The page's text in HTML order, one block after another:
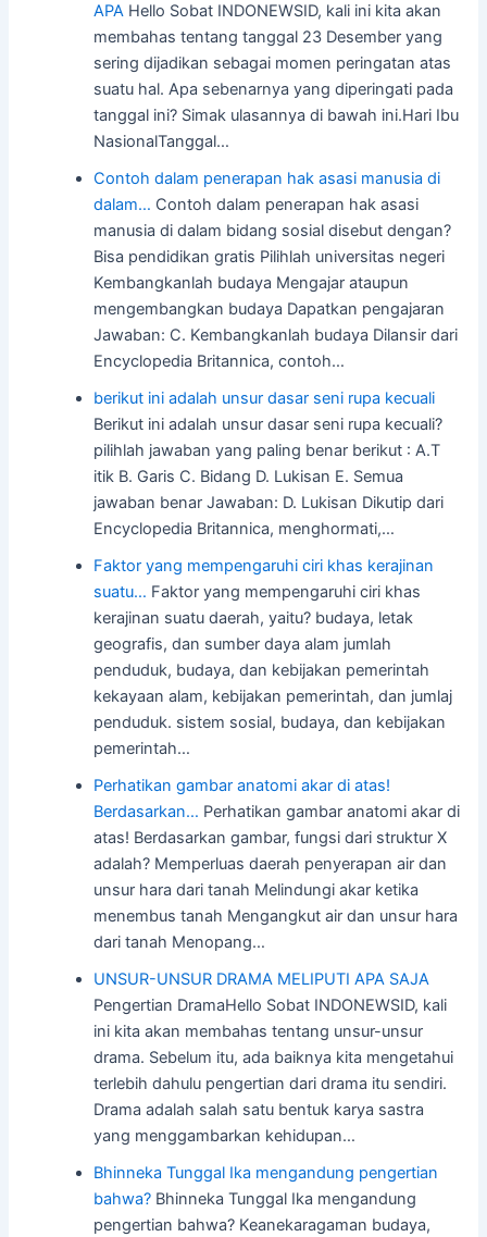
APA Hello Sobat INDONEWSID, kali ini kita akan
membahas tentang tanggal 23 Desember yang
sering dijadikan sebagai momen peringatan atas
suatu hal. Apa sebenarnya yang diperingati pada
tanggal ini? Simak ulasannya di bawah ini.Hari Ibu
NasionalTanggal…
Contoh dalam penerapan hak asasi manusia di
dalam… Contoh dalam penerapan hak asasi
manusia di dalam bidang sosial disebut dengan?
Bisa pendidikan gratis Pilihlah universitas negeri
Kembangkanlah budaya Mengajar ataupun
mengembangkan budaya Dapatkan pengajaran
Jawaban: C. Kembangkanlah budaya Dilansir dari
Encyclopedia Britannica, contoh…
berikut ini adalah unsur dasar seni rupa kecuali
Berikut ini adalah unsur dasar seni rupa kecuali?
pilihlah jawaban yang paling benar berikut : A.T
itik B. Garis C. Bidang D. Lukisan E. Semua
jawaban benar Jawaban: D. Lukisan Dikutip dari
Encyclopedia Britannica, menghormati,…
Faktor yang mempengaruhi ciri khas kerajinan
suatu… Faktor yang mempengaruhi ciri khas
kerajinan suatu daerah, yaitu? budaya, letak
geografis, dan sumber daya alam jumlah
penduduk, budaya, dan kebijakan pemerintah
kekayaan alam, kebijakan pemerintah, dan jumlaj
penduduk. sistem sosial, budaya, dan kebijakan
pemerintah…
Perhatikan gambar anatomi akar di atas!
Berdasarkan… Perhatikan gambar anatomi akar di
atas! Berdasarkan gambar, fungsi dari struktur X
adalah? Memperluas daerah penyerapan air dan
unsur hara dari tanah Melindungi akar ketika
menembus tanah Mengangkut air dan unsur hara
dari tanah Menopang…
UNSUR-UNSUR DRAMA MELIPUTI APA SAJA
Pengertian DramaHello Sobat INDONEWSID, kali
ini kita akan membahas tentang unsur-unsur
drama. Sebelum itu, ada baiknya kita mengetahui
terlebih dahulu pengertian dari drama itu sendiri.
Drama adalah salah satu bentuk karya sastra
yang menggambarkan kehidupan…
Bhinneka Tunggal Ika mengandung pengertian
bahwa? Bhinneka Tunggal Ika mengandung
pengertian bahwa? Keanekaragaman budaya,